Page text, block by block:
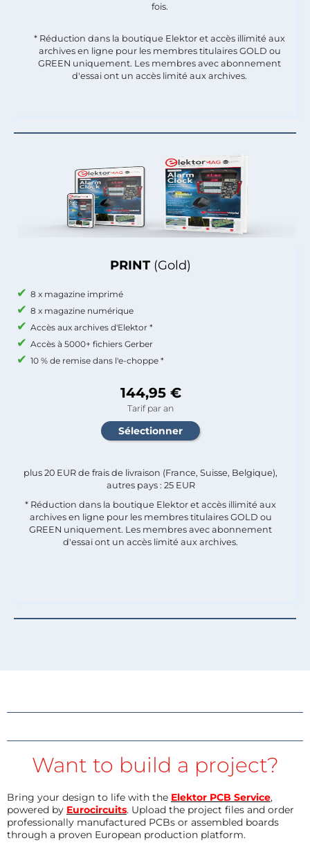
PRINT (Gold)
8 x magazine imprimé
8 x magazine numérique
Accès aux archives d'Elektor *
Accès à 5000+ fichiers Gerber
10 % de remise dans l'e-choppe *
144,95 €
Tarif par an
plus 20 EUR de frais de livraison (France, Suisse, Belgique),
autres pays : 25 EUR
* Réduction dans la boutique Elektor et accès illimité aux
archives en ligne pour les membres titulaires GOLD ou
GREEN uniquement. Les membres avec abonnement
d'essai ont un accès limité aux archives.
fois.​
* Réduction dans la boutique Elektor et accès illimité aux
archives en ligne pour les membres titulaires GOLD ou
GREEN uniquement. Les membres avec abonnement
d'essai ont un accès limité aux archives.
Want to build a project?
Bring your design to life with the Elektor PCB Service,
powered by Eurocircuits. Upload the project files and order
professionally manufactured PCBs or assembled boards
through a proven European production platform.